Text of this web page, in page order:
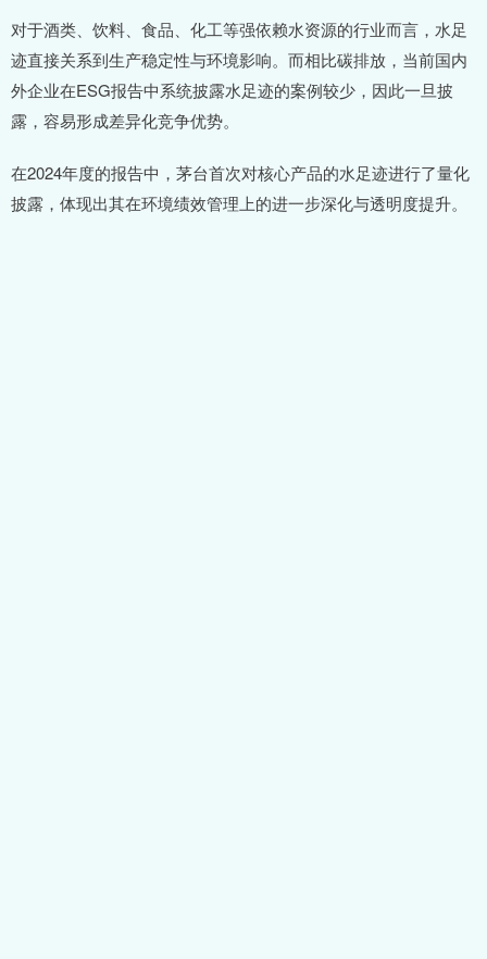
对于酒类、饮料、食品、化工等强依赖水资源的行业而言，水足
迹直接关系到生产稳定性与环境影响。而相比碳排放，当前国内
外企业在ESG报告中系统披露水足迹的案例较少，因此一旦披
露，容易形成差异化竞争优势。
在2024年度的报告中，茅台首次对核心产品的水足迹进行了量化
披露，体现出其在环境绩效管理上的进一步深化与透明度提升。